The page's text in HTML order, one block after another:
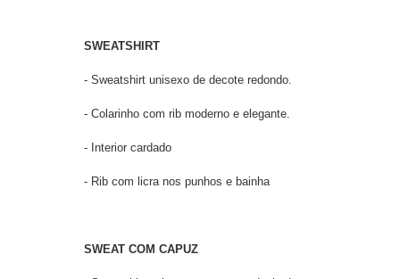
SWEATSHIRT
- Sweatshirt unisexo de decote redondo.
- Colarinho com rib moderno e elegante.
- Interior cardado
- Rib com licra nos punhos e bainha
SWEAT COM CAPUZ